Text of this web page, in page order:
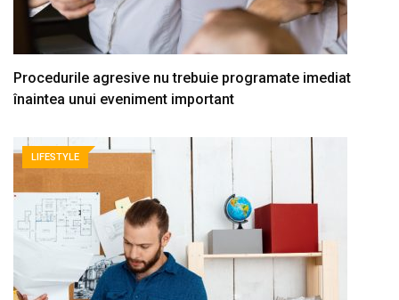
Procedurile agresive nu trebuie programate imediat
înaintea unui eveniment important
LIFESTYLE